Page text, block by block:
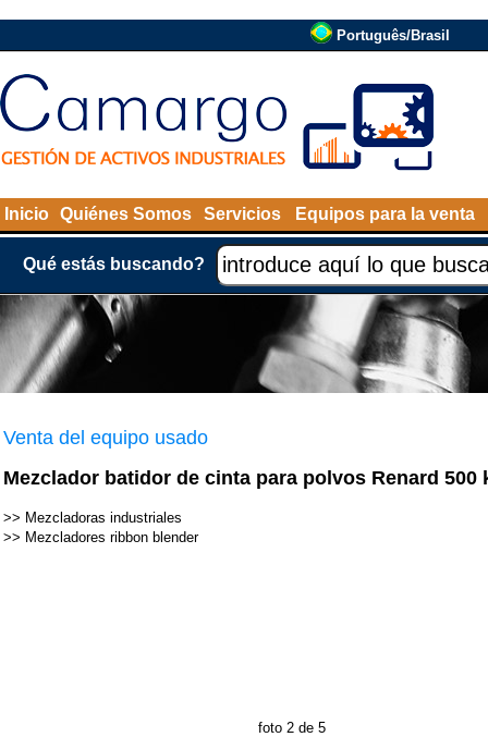
Português/Brasil
Inicio Quiénes Somos Servicios Equipos para la venta
Qué estás buscando?
Venta del equipo usado
Mezclador batidor de cinta para polvos Renard 500
>> Mezcladoras industriales
>> Mezcladores ribbon blender
foto 2 de 5